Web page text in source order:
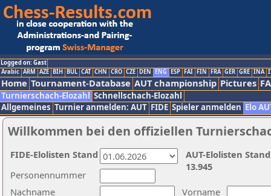
Logged on: Gast
Arabic ARM AZE BIH BUL CAT CHN CRO CZE DEN ENG ESP FAI FIN FRA GER GRE INA
Home Tournament-Database AUT championship Pictures
Turnierschach-Elozahl Schnellschach-Elozahl
Allgemeines Turnier anmelden: AUT FIDE Spieler anmelden Elo
Willkommen bei den offiziellen
Nachname
Vorname
Personennummer
AUT-Elolisten
13.945
FIDE-Elolisten Stand